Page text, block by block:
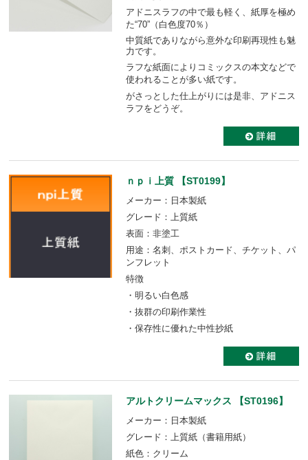
アドニスラフの中で最も軽く、紙厚を極め
た“70”（白色度70％）
中質紙でありながら意外な印刷再現性も魅
力です。
ラフな紙面によりコミックスの本文などで
使われることが多い紙です。
がさっとした仕上がりには是非、アドニス
ラフをどうぞ。
ｎｐｉ上質 【ST0199】
メーカー：日本製紙
グレード：上質紙
表面：非塗工
用途：名刺、ポストカード、チケット、パ
ンフレット
特徴
・明るい白色感
・抜群の印刷作業性
・保存性に優れた中性抄紙
アルトクリームマックス 【ST0196】
メーカー：日本製紙
グレード：上質紙（書籍用紙）
紙色：クリーム